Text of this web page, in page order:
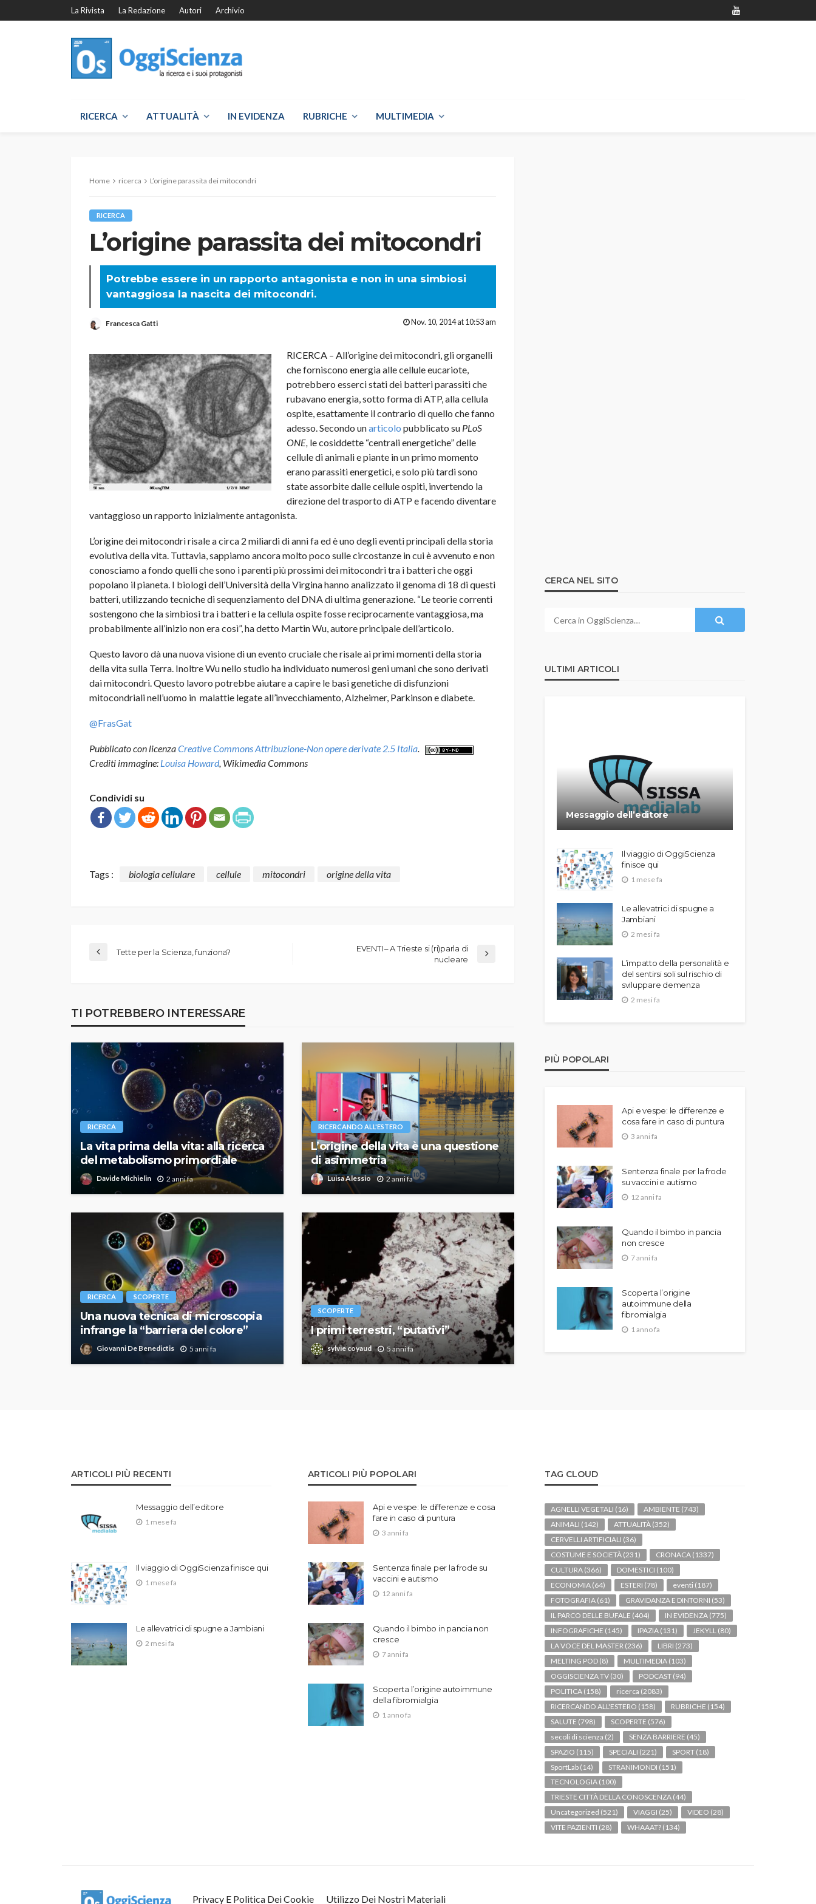
La Rivista La Redazione Autori Archivio
RICERCA ATTUALITÀ IN EVIDENZA RUBRICHE MULTIMEDIA
Home ricerca L’origine parassita dei mitocondri
RICERCA
L’origine parassita dei mitocondri
Potrebbe essere in un rapporto antagonista e non in una simbiosi
vantaggiosa la nascita dei mitocondri.
Francesca Gatti Nov. 10, 2014 at 10:53 am
RICERCA – All’origine dei mitocondri, gli organelli
che forniscono energia alle cellule eucariote,
potrebbero esserci stati dei batteri parassiti che
rubavano energia, sotto forma di ATP, alla cellula
ospite, esattamente il contrario di quello che fanno
adesso. Secondo unarticolo pubblicato su PLoS
ONE, le cosiddette “centrali energetiche” delle
cellule di animali e piante in un primo momento
erano parassiti energetici, e solo più tardi sono
state assorbite dalle cellule ospiti, invertendo la
direzione del trasporto di ATP e facendo diventare
vantaggioso un rapporto inizialmente antagonista.
L’origine dei mitocondri risale a circa 2 miliardi di anni fa ed è uno degli eventi principali della storia
evolutiva della vita. Tuttavia, sappiamo ancora molto poco sulle circostanze in cui è avvenuto e non
conosciamo a fondo quelli che sono i parenti più prossimi dei mitocondri tra i batteri che oggi
popolano il pianeta. I biologi dell’Università della Virgina hanno analizzato il genoma di 18 di questi
batteri, utilizzando tecniche di sequenziamento del DNA di ultima generazione. “Le teorie correnti
sostengono che la simbiosi tra i batteri e la cellula ospite fosse reciprocamente vantaggiosa, ma
probabilmente all’inizio non era così”, ha detto Martin Wu, autore principale dell’articolo.
Questo lavoro dà una nuova visione di un evento cruciale che risale ai primi momenti della storia
della vita sulla Terra. Inoltre Wu nello studio ha individuato numerosi geni umani che sono derivati ​​
dai mitocondri. Questo lavoro potrebbe aiutare a capire le basi genetiche di disfunzioni
mitocondriali nell’uomo in malattie legate all’invecchiamento, Alzheimer, Parkinson e diabete.
@FrasGat
Pubblicato con licenzaCreative Commons Attribuzione-Non opere derivate 2.5 Italia.
Crediti immagine: Louisa Howard, Wikimedia Commons
Condividi su
Tags : biologia cellulare cellule mitocondri origine della vita
Tette per la Scienza, funziona?
EVENTI – A Trieste si (ri)parla di
nucleare
TI POTREBBERO INTERESSARE
RICERCA
La vita prima della vita: alla ricerca
del metabolismo primordiale
Davide Michielin 2 anni fa
RICERCANDO ALL'ESTERO
L’origine della vita è una questione
di asimmetria
Luisa Alessio 2 anni fa
RICERCA SCOPERTE
Una nuova tecnica di microscopia
infrange la “barriera del colore”
Giovanni De Benedictis 5 anni fa
SCOPERTE
I primi terrestri, “putativi”
sylvie coyaud 5 anni fa
CERCA NEL SITO
ULTIMI ARTICOLI
Messaggio dell’editore
Il viaggio di OggiScienza
finisce qui
1 mese fa
Le allevatrici di spugne a
Jambiani
2 mesi fa
L’impatto della personalità e
del sentirsi soli sul rischio di
sviluppare demenza
2 mesi fa
PIÙ POPOLARI
Api e vespe: le differenze e
cosa fare in caso di puntura
3 anni fa
Sentenza finale per la frode
su vaccini e autismo
12 anni fa
Quando il bimbo in pancia
non cresce
7 anni fa
Scoperta l’origine
autoimmune della
fibromialgia
1 anno fa
ARTICOLI PIÙ RECENTI
Messaggio dell’editore
1 mese fa
Il viaggio di OggiScienza finisce qui
1 mese fa
Le allevatrici di spugne a Jambiani
2 mesi fa
ARTICOLI PIÙ POPOLARI
Api e vespe: le differenze e cosa
fare in caso di puntura
3 anni fa
Sentenza finale per la frode su
vaccini e autismo
12 anni fa
Quando il bimbo in pancia non
cresce
7 anni fa
Scoperta l’origine autoimmune
della fibromialgia
1 anno fa
TAG CLOUD
AGNELLI VEGETALI (16) AMBIENTE (743)
ANIMALI (142) ATTUALITÀ (352)
CERVELLI ARTIFICIALI (36)
COSTUME E SOCIETÀ (231) CRONACA (1337)
CULTURA (366) DOMESTICI (100)
ECONOMIA (64) ESTERI (78) eventi (187)
FOTOGRAFIA (61) GRAVIDANZA E DINTORNI (53)
IL PARCO DELLE BUFALE (404) IN EVIDENZA (775)
INFOGRAFICHE (145) IPAZIA (131) JEKYLL (80)
LA VOCE DEL MASTER (236) LIBRI (273)
MELTING POD (8) MULTIMEDIA (103)
OGGISCIENZA TV (30) PODCAST (94)
POLITICA (158) ricerca (2083)
RICERCANDO ALL'ESTERO (158) RUBRICHE (154)
SALUTE (798) SCOPERTE (576)
secoli di scienza (2) SENZA BARRIERE (45)
SPAZIO (115) SPECIALI (221) SPORT (18)
SportLab (14) STRANIMONDI (151)
TECNOLOGIA (100)
TRIESTE CITTÀ DELLA CONOSCENZA (44)
Uncategorized (521) VIAGGI (25) VIDEO (28)
VITE PAZIENTI (28) WHAAAT? (134)
Privacy E Politica Dei Cookie Utilizzo Dei Nostri Materiali